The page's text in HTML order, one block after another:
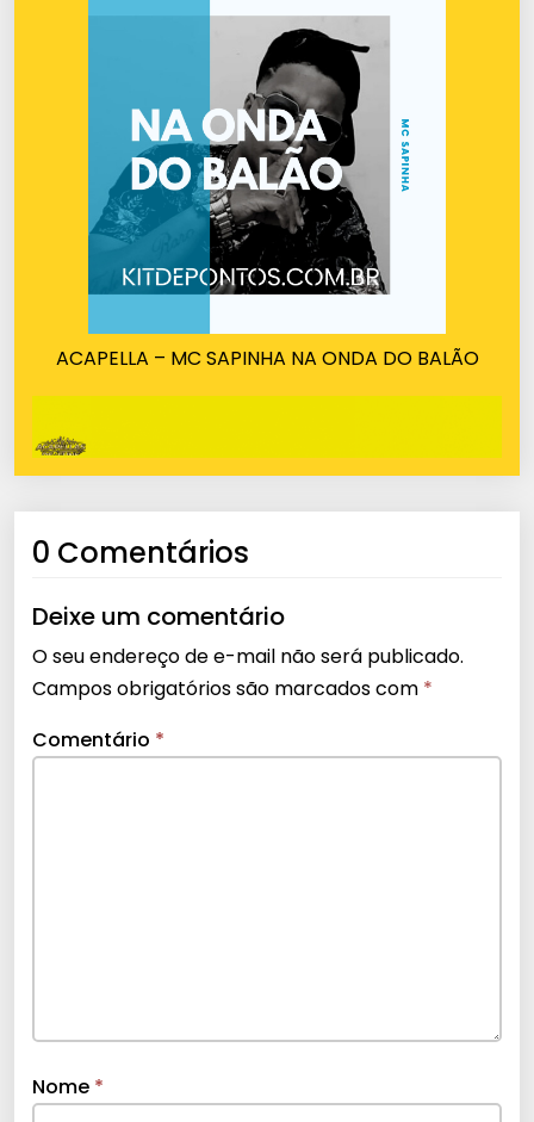
ACAPELLA – MC SAPINHA NA ONDA DO BALÃO
0 Comentários
Deixe um comentário
O seu endereço de e-mail não será publicado.
Campos obrigatórios são marcados com *
Comentário *
Nome *